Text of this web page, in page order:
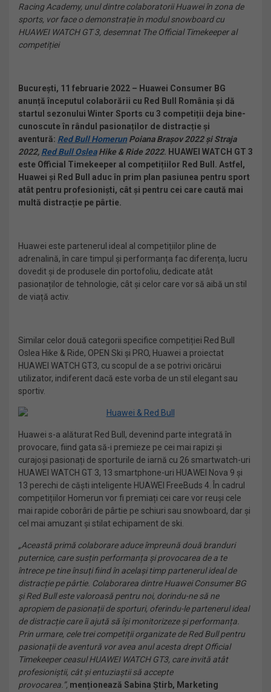
Racing Academy, unul dintre colaboratorii Huawei în zona de
sports, vor face o demonstrație în modul snowboard cu
HUAWEI WATCH GT 3, desemnat The Official Timekeeper al
competiției
București, 11 februarie 2022 – Huawei Consumer BG
anunță începutul colaborării cu Red Bull România și dă
startul sezonului Winter Sports cu 3 competiții deja bine-
cunoscute în rândul pasionaților de distracție și
aventură: Red Bull Homerun Poiana Brașov 2022 și Straja
2022, Red Bull OsleaHike & Ride 2022. HUAWEI WATCH GT 3
este Official Timekeeper al competițiilor Red Bull. Astfel,
Huawei și Red Bull aduc în prim plan pasiunea pentru sport
atât pentru profesioniști, cât și pentru cei care caută mai
multă distracție pe pârtie.
Huawei este partenerul ideal al competițiilor pline de
adrenalină, în care timpul și performanța fac diferența, lucru
dovedit și de produsele din portofoliu, dedicate atât
pasionaților de tehnologie, cât și celor care vor să aibă un stil
de viață activ.
Similar celor două categorii specifice competiției Red Bull
Oslea Hike & Ride, OPEN Ski și PRO, Huawei a proiectat
HUAWEI WATCH GT3, cu scopul de a se potrivi oricărui
utilizator, indiferent dacă este vorba de un stil elegant sau
sportiv.
Huawei s-a alăturat Red Bull, devenind parte integrată în
provocare, fiind gata să-i premieze pe cei mai rapizi și
curajoși pasionați de sporturile de iarnă cu 26 smartwatch-uri
HUAWEI WATCH GT 3, 13 smartphone-uri HUAWEI Nova 9 și
13 perechi de căști inteligente HUAWEI FreeBuds 4. În cadrul
competițiilor Homerun vor fi premiați cei care vor reuși cele
mai rapide coborâri de pârtie pe schiuri sau snowboard, dar și
cel mai amuzant și stilat echipament de ski.
„Această primă colaborare aduce împreună două branduri
puternice, care susțin performanța și provocarea de a te
întrece pe tine însuți fiind în același timp partenerul ideal de
distracție pe pârtie. Colaborarea dintre Huawei Consumer BG
și Red Bull este valoroasă pentru noi, dorindu-ne să ne
apropiem de pasionații de sporturi, oferindu-le partenerul ideal
de distracție care îi ajută să își monitorizeze și performanța.
Prin urmare, cele trei competiții organizate de Red Bull pentru
pasionații de aventură vor avea anul acesta drept Official
Timekeeper ceasul HUAWEI WATCH GT3, care invită atât
profesioniștii, cât și entuziaștii să accepte
provocarea.”, menționează Sabina Știrb, Marketing